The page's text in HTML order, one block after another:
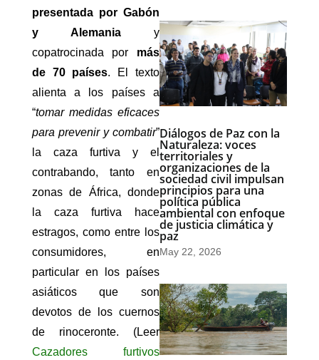
presentada por Gabón
y Alemania y
copatrocinada por más
de 70 países. El texto
alienta a los países a
“tomar medidas eficaces
para prevenir y combatir”
la caza furtiva y el
contrabando, tanto en
zonas de África, donde
la caza furtiva hace
estragos, como entre los
consumidores, en
particular en los países
asiáticos que son
devotos de los cuernos
de rinoceronte. (Leer
Cazadores furtivos
Diálogos de Paz con la
Naturaleza: voces
territoriales y
organizaciones de la
sociedad civil impulsan
principios para una
política pública
ambiental con enfoque
de justicia climática y
paz
May 22, 2026